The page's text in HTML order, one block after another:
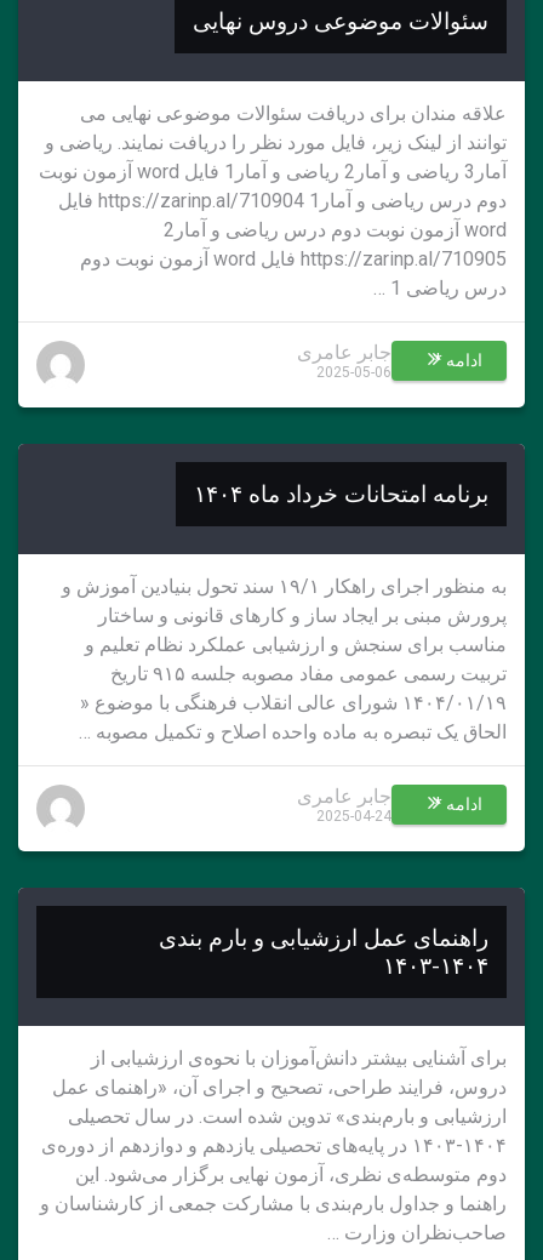
سئوالات موضوعی دروس نهایی
علاقه مندان برای دریافت سئوالات موضوعی نهایی می
توانند از لینک زیر، فایل مورد نظر را دریافت نمایند. ریاضی و
آمار3 ریاضی و آمار2 ریاضی و آمار1 فایل word آزمون نوبت
دوم درس ریاضی و آمار1 https://zarinp.al/710904 فایل
word آزمون نوبت دوم درس ریاضی و آمار2
https://zarinp.al/710905 فایل word آزمون نوبت دوم
درس ریاضی 1 …
ادامه * جابر عامری
2025-05-06
برنامه امتحانات خرداد ماه ۱۴۰۴
به منظور اجرای راهکار ۱۹/۱ سند تحول بنیادین آموزش و
پرورش مبنی بر ایجاد ساز و کارهای قانونی و ساختار
مناسب برای سنجش و ارزشیابی عملکرد نظام تعلیم و
تربیت رسمی عمومی مفاد مصوبه جلسه ۹۱۵ تاریخ
۱۴۰۴/۰۱/۱۹ شورای عالی انقلاب فرهنگی با موضوع «
الحاق یک تبصره به ماده واحده اصلاح و تکمیل مصوبه …
ادامه * جابر عامری
2025-04-24
راهنمای عمل ارزشیابی و بارم بندی
۱۴۰۴-۱۴۰۳
برای آشنایی بیشتر دانش‌آموزان با نحوه‌ی ارزشيابی از
دروس، فرایند طراحی، تصحیح و اجرای آن، «راهنمای عمل
ارزشيابی و بارم‌بندی» تدوین شده است. در سال تحصیلی
۱۴۰۴-۱۴۰۳ در پایه‌های تحصیلی يازدهم و دوازدهم از دوره‌ی
دوم متوسطه‌ی نظری، آزمون نهایی برگزار می‌شود. این
راهنما و جداول بارم‌بندی با مشارکت جمعی از کارشناسان و
صاحب‌نظران وزارت …